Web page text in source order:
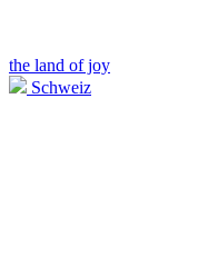
the land of joy
Schweiz